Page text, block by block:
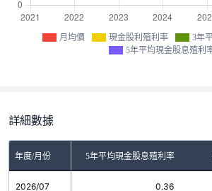
月均價 現金股利殖利率
3年
5年平均現金股息殖利
詳細數據
年度/月份
股利殖利率 5年平均現金股息殖利率
2026/07
0.00 0.36